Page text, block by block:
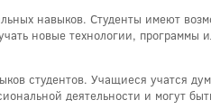
навыков. Студенты имеют
новые технологии, программы
студентов. Учащиеся учатся
деятельности и могут